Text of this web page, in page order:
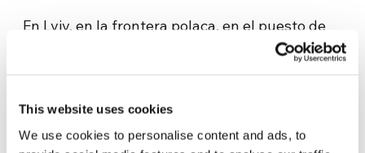
This website uses cookies
We use cookies to personalise content and ads, to
En Lviv, en la frontera polaca, en el puesto de
control de Rava-Ruska, Caritas-Spes Lviv sigue
almuerzos, aunque los operadores señalan
que las colas en la frontera están